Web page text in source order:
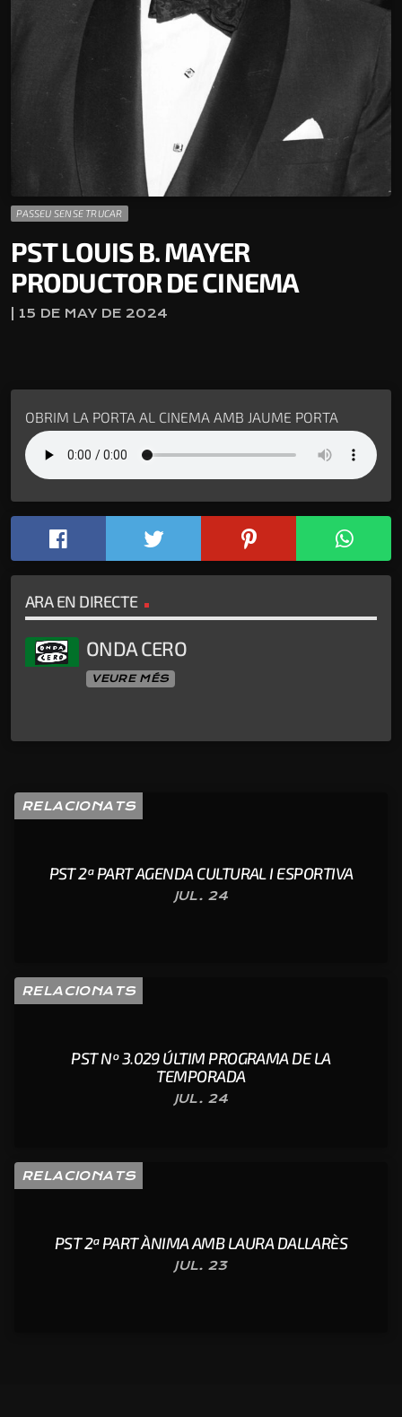
PASSEU SENSE TRUCAR
PST LOUIS B. MAYER
PRODUCTOR DE CINEMA
| 15 DE MAY DE 2024
OBRIM LA PORTA AL CINEMA AMB JAUME PORTA
ARA EN DIRECTE
ONDA CERO
VEURE MÉS
RELACIONATS
PST 2ª PART AGENDA CULTURAL I ESPORTIVA
JUL. 24
RELACIONATS
PST Nº 3.029 ÚLTIM PROGRAMA DE LA
TEMPORADA
JUL. 24
RELACIONATS
PST 2ª PART ÀNIMA AMB LAURA DALLARÈS
JUL. 23